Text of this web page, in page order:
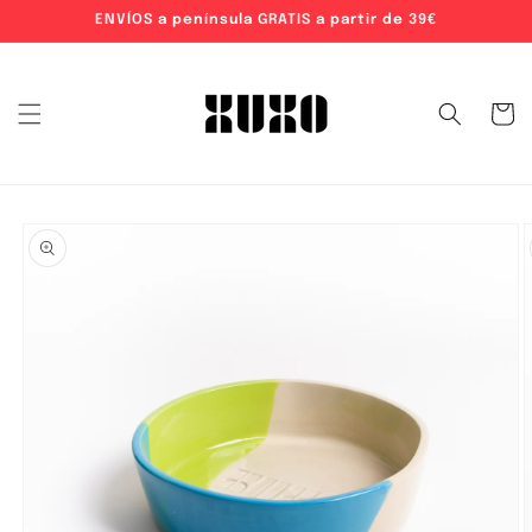
al contenido
ENVÍOS a península GRATIS a partir de 39€
Carrito
la información del producto